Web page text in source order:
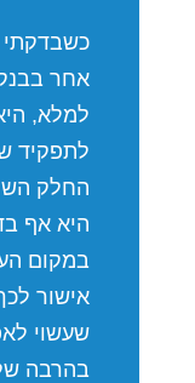
אחר
למלא,
לתפקיד
החלק
היא אף
במקום
אישור
שעשוי
בהרבה של